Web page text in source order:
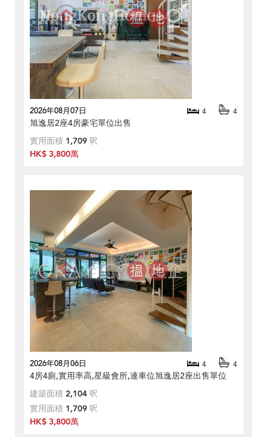
2026年08月07日 4 4
旭逸居2座4房豪宅單位出售
實用面積 1,709 呎
HK$ 3,800萬
2026年08月06日 4 4
4房4廁,實用率高,星級會所,連車位旭逸居2座出售單位
建築面積 2,104 呎
實用面積 1,709 呎
HK$ 3,800萬